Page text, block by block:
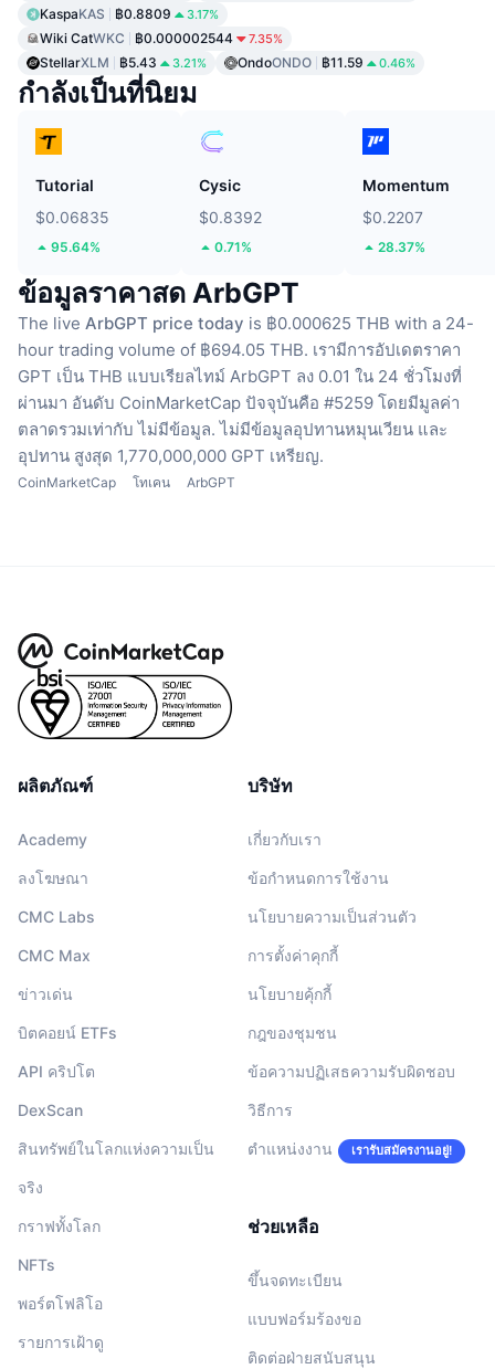
KaspaKAS ฿0.8809 3.17%
Wiki CatWKC ฿0.000002544 7.35%
StellarXLM ฿5.43 3.21% OndoONDO ฿11.59 0.46%
กำลังเป็นที่นิยม
Tutorial
$0.06835
95.64%
Cysic
$0.8392
0.71%
Momentum
$0.2207
28.37%
ข้อมูลราคาสด ArbGPT
The live ArbGPT price today is ฿0.000625 THB with a 24-
hour trading volume of ฿694.05 THB. เรามีการอัปเดตราคา
GPT เป็น THB แบบเรียลไทม์ ArbGPT ลง 0.01 ใน 24 ชั่วโมงที่
ผ่านมา อันดับ CoinMarketCap ปัจจุบันคือ #5259 โดยมีมูลค่า
ตลาดรวมเท่ากับ ไม่มีข้อมูล. ไม่มีข้อมูลอุปทานหมุนเวียน และ
อุปทาน สูงสุด 1,770,000,000 GPT เหรียญ.
CoinMarketCap โทเคน ArbGPT
ผลิตภัณฑ์
Academy
ลงโฆษณา
CMC Labs
CMC Max
ข่าวเด่น
บิตคอยน์ ETFs
API คริปโต
DexScan
สินทรัพย์ในโลกแห่งความเป็น
จริง
กราฟทั้งโลก
NFTs
พอร์ตโฟลิโอ
รายการเฝ้าดู
บริษัท
เกี่ยวกับเรา
ข้อกำหนดการใช้งาน
นโยบายความเป็นส่วนตัว
การตั้งค่าคุกกี้
นโยบายคุ้กกี้
กฎของชุมชน
ข้อความปฏิเสธความรับผิดชอบ
วิธีการ
ตำแหน่งงาน เรารับสมัครงานอยู่!
ช่วยเหลือ
ขึ้นจดทะเบียน
แบบฟอร์มร้องขอ
ติดต่อฝ่ายสนับสนุน